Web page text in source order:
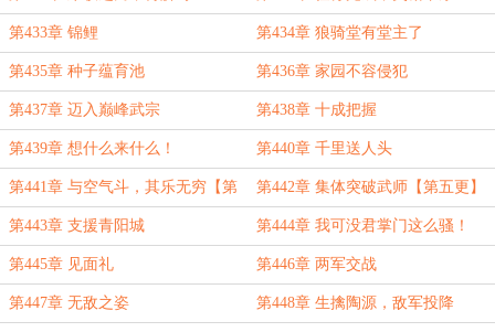
第433章 锦鲤 第434章 狼骑堂有堂主了
第435章 种子蕴育池 第436章 家园不容侵犯
第437章 迈入巅峰武宗 第438章 十成把握
第439章 想什么来什么！ 第440章 千里送人头
第441章 与空气斗，其乐无穷【第
四更】
第442章 集体突破武师【第五更】
第443章 支援青阳城 第444章 我可没君掌门这么骚！
第445章 见面礼 第446章 两军交战
第447章 无敌之姿 第448章 生擒陶源，敌军投降